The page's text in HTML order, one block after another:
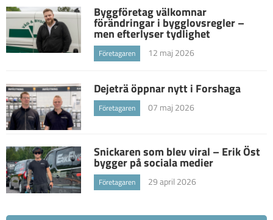
Byggföretag välkomnar
förändringar i bygglovsregler –
men efterlyser tydlighet
Företagaren 12 maj 2026
Dejeträ öppnar nytt i Forshaga
Företagaren 07 maj 2026
Snickaren som blev viral – Erik Öst
bygger på sociala medier
Företagaren 29 april 2026